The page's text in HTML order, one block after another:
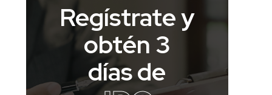
Regístrate y
obtén 3
días de